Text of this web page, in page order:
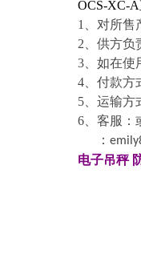
OCS-XC-A
1
、对所售
2 、供方
3 、如在
4 、付款
5 、运输
6 、客服：
：
电子吊秤